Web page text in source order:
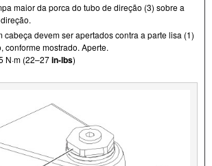
maior da porca do tubo de direção (3) sobre a
cabeça devem ser apertados contra a parte lisa (1)
conforme mostrado. Aperte.
N·m (22–27in-lbs)